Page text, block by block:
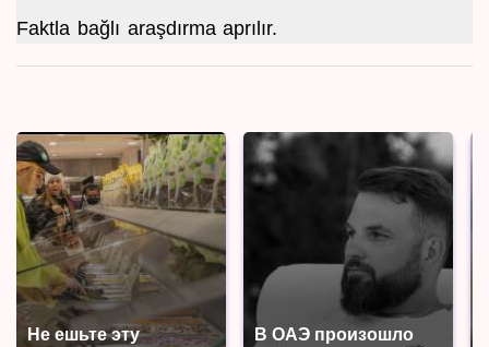
Faktla bağlı araşdırma aprılır.
Не ешьте эту
В ОАЭ произошло